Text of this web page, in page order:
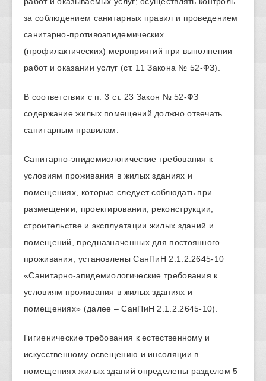
за соблюдением санитарных правил и проведением
санитарно-противоэпидемических
(профилактических) мероприятий при выполнении
работ и оказании услуг (ст. 11 Закона № 52-ФЗ).
В соответствии с п. 3 ст. 23 Закон № 52-ФЗ
содержание жилых помещений должно отвечать
санитарным правилам.
Санитарно-эпидемиологические требования к
условиям проживания в жилых зданиях и
помещениях, которые следует соблюдать при
размещении, проектировании, реконструкции,
строительстве и эксплуатации жилых зданий и
помещений, предназначенных для постоянного
проживания, установлены СанПиН 2.1.2.2645-10
«Санитарно-эпидемиологические требования к
условиям проживания в жилых зданиях и
помещениях» (далее – СанПиН 2.1.2.2645-10).
Гигиенические требования к естественному и
искусственному освещению и инсоляции в
помещениях жилых зданий определены разделом 5